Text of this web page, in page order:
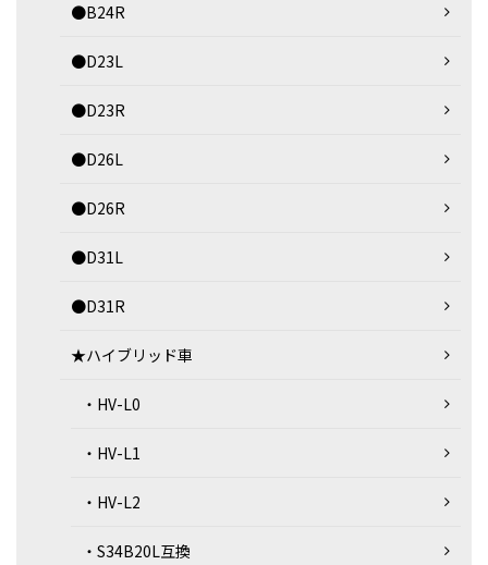
●B24R
●D23L
●D23R
●D26L
●D26R
●D31L
●D31R
★ハイブリッド車
・HV-L0
・HV-L1
・HV-L2
・S34B20L互換